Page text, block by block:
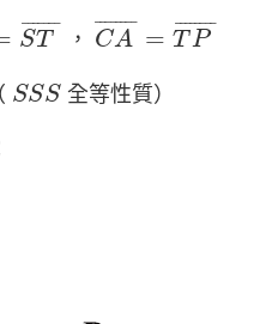
¯¯¯¯¯¯¯
ST
T¯
，
¯¯¯¯¯¯¯¯
CA = ¯¯¯¯¯¯¯¯
TP
CA¯ P¯
SSS
SSS全等性質）